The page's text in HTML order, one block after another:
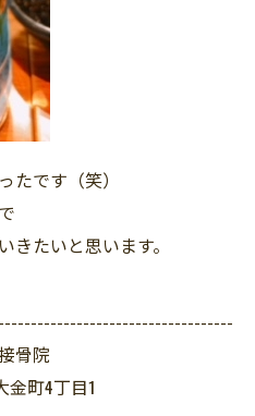
たです（笑）
たいと思います。
骨院
金町4丁目1